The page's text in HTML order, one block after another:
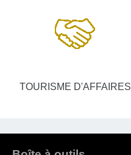
TOURISME D'AFFAIRES